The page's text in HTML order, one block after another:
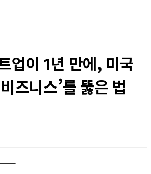
업이 1년 만에, 미국
즈니스’를 뚫은 법